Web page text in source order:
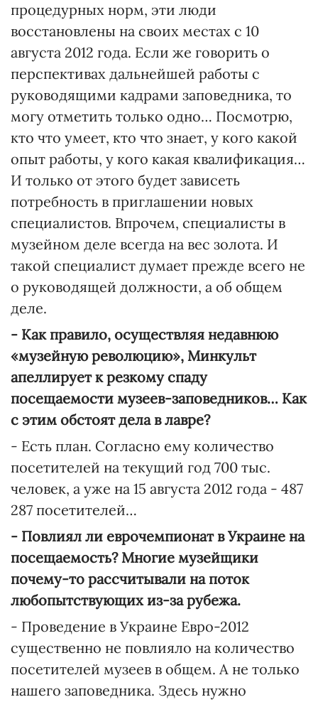
процедурных норм, эти люди
восстановлены на своих местах с 10
августа 2012 года. Если же говорить о
перспективах дальнейшей работы с
руководящими кадрами заповедника, то
могу отметить только одно… Посмотрю,
кто что умеет, кто что знает, у кого какой
опыт работы, у кого какая квалификация…
И только от этого будет зависеть
потребность в приглашении новых
специалистов. Впрочем, специалисты в
музейном деле всегда на вес золота. И
такой специалист думает прежде всего не
о руководящей должности, а об общем
деле.
- Как правило, осуществляя недавнюю
«музейную революцию», Минкульт
апеллирует к резкому спаду
посещаемости музеев-заповедников… Как
с этим обстоят дела в лавре?
- Есть план. Согласно ему количество
посетителей на текущий год 700 тыс.
человек, а уже на 15 августа 2012 года - 487
287 посетителей…
- Повлиял ли еврочемпионат в Украине на
посещаемость? Многие музейщики
почему-то рассчитывали на поток
любопытствующих из-за рубежа.
- Проведение в Украине Евро-2012
существенно не повлияло на количество
посетителей музеев в общем. А не только
нашего заповедника. Здесь нужно